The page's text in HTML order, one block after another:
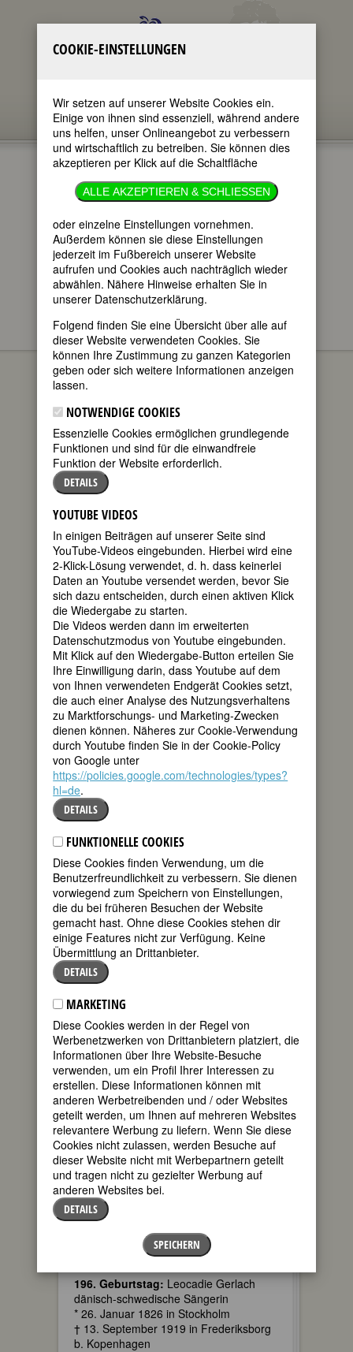
GEDENKTAGE
26.1.2022
im ganzen Text
nur in Titeln
Hier finden Sie - im täglichen Wechsel -
die aktuellen Gedenktage bedeutender
Frauen. Wenn Sie mehr über diese
Frauen wissen möchten oder sich über
kommende Gedenktage informieren
wollen, empfehlen wir Ihnen die
FemBio-Datenbank.
Zum heutigen Datum passen 35
Geburtstage
Albertine Luise von Jacob von Jacob /
Talvj
deutsche Schriftstellerin, Ethnologin,
Historikerin, Literaturkritikerin
* 26. Januar 1797 in Halle
† 13. April 1870 in Hamburg
Details
Fembio graphie zu Talvj = Therese
Albertine Luise von Jacob von Jacob /
Talvj
110. Geburtstag:Cora Baird
US-amerikanische Puppenspielerin
* 26. Januar 1912 in New York NY
† 07. Dezember 1967 in New York NY
Details
115. Geburtstag:
österreichische Soziologin
* 26. Januar 1907 in Wien
† 29. April 2001 in Keymer/Sussex (GB)
Details
Fembiographie zu Marie Jahoda
227. Geburtstag:Policarpa
Salavarrieta, genannt La Pola
kolumbianische
Unabhängigkeitskämpferin
* 26. Januar 1795 in Guaduas,
† 14. November 1817 in Bogota,
Kolumbien
Fembiographie zu Policarpa
Salavarrieta, genannt La Pola
218. Geburtstag:Delphine de Girardin
französische Schriftstellerin
* 26. Januar 1804 in Aachen
† 29. Juni 1855 in Paris
Details
211. Geburtstag:KAROLINE
FLIEDNER geb. BERTHEAU
deutsche Diakonissenmutter
* 26. Januar 1811 in Hamburg
† 15. April 1892 in Monsheim
196. Geburtstag: Leocadie Gerlach
dänisch-schwedische Sängerin
* 26. Januar 1826 in Stockholm
† 13. September 1919 in Frederiksborg
b. Kopenhagen
COOKIE-EINSTELLUNGEN
Wir setzen auf unserer Website Cookies ein.
Einige von ihnen sind essenziell, während andere
uns helfen, unser Onlineangebot zu verbessern
und wirtschaftlich zu betreiben. Sie können dies
akzeptieren per Klick auf die Schaltfläche
ALLE AKZEPTIEREN & SCHLIESSEN
oder einzelne Einstellungen vornehmen.
Außerdem können sie diese Einstellungen
jederzeit im Fußbereich unserer Website
aufrufen und Cookies auch nachträglich wieder
abwählen. Nähere Hinweise erhalten Sie in
unserer Datenschutzerklärung.
Folgend finden Sie eine Übersicht über alle auf
dieser Website verwendeten Cookies. Sie
können Ihre Zustimmung zu ganzen Kategorien
geben oder sich weitere Informationen anzeigen
lassen.
NOTWENDIGE COOKIES
Essenzielle Cookies ermöglichen grundlegende
Funktionen und sind für die einwandfreie
Funktion der Website erforderlich.
DETAILS
YOUTUBE VIDEOS
In einigen Beiträgen auf unserer Seite sind
YouTube-Videos eingebunden. Hierbei wird eine
2-Klick-Lösung verwendet, d. h. dass keinerlei
Daten an Youtube versendet werden, bevor Sie
sich dazu entscheiden, durch einen aktiven Klick
die Wiedergabe zu starten.
Die Videos werden dann im erweiterten
Datenschutzmodus von Youtube eingebunden.
Mit Klick auf den Wiedergabe-Button erteilen Sie
Ihre Einwilligung darin, dass Youtube auf dem
von Ihnen verwendeten Endgerät Cookies setzt,
die auch einer Analyse des Nutzungsverhaltens
zu Marktforschungs- und Marketing-Zwecken
dienen können. Näheres zur Cookie-Verwendung
durch Youtube finden Sie in der Cookie-Policy
von Google unter
https://policies.google.com/technologies/types?
hl=de.
DETAILS
FUNKTIONELLE COOKIES
Diese Cookies finden Verwendung, um die
Benutzerfreundlichkeit zu verbessern. Sie dienen
vorwiegend zum Speichern von Einstellungen,
die du bei früheren Besuchen der Website
gemacht hast. Ohne diese Cookies stehen dir
einige Features nicht zur Verfügung. Keine
Übermittlung an Drittanbieter.
DETAILS
MARKETING
Diese Cookies werden in der Regel von
Werbenetzwerken von Drittanbietern platziert, die
Informationen über Ihre Website-Besuche
verwenden, um ein Profil Ihrer Interessen zu
erstellen. Diese Informationen können mit
anderen Werbetreibenden und / oder Websites
geteilt werden, um Ihnen auf mehreren Websites
relevantere Werbung zu liefern. Wenn Sie diese
Cookies nicht zulassen, werden Besuche auf
dieser Website nicht mit Werbepartnern geteilt
und tragen nicht zu gezielter Werbung auf
anderen Websites bei.
DETAILS
SPEICHERN